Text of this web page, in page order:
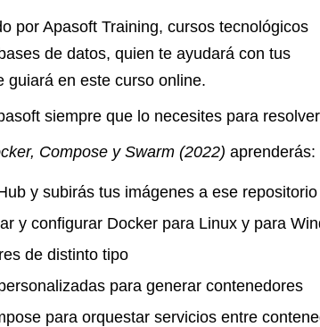
por Apasoft Training, cursos tecnológicos
de datos, quien te ayudará con tus
guiará en este curso online.
siempre que lo necesites para
Compose y Swarm (2022) aprenderás:
y subirás tus imágenes a ese repositorio
y configurar Docker para Linux y para
de distinto tipo
para generar contenedores
para orquestar servicios entre